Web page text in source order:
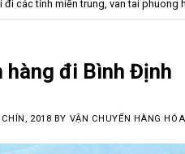
đi các tỉnh miền trung, van tai phuong
hàng đi Bình Định
2018 BY VẬN CHUYỂN HÀNG HÓA